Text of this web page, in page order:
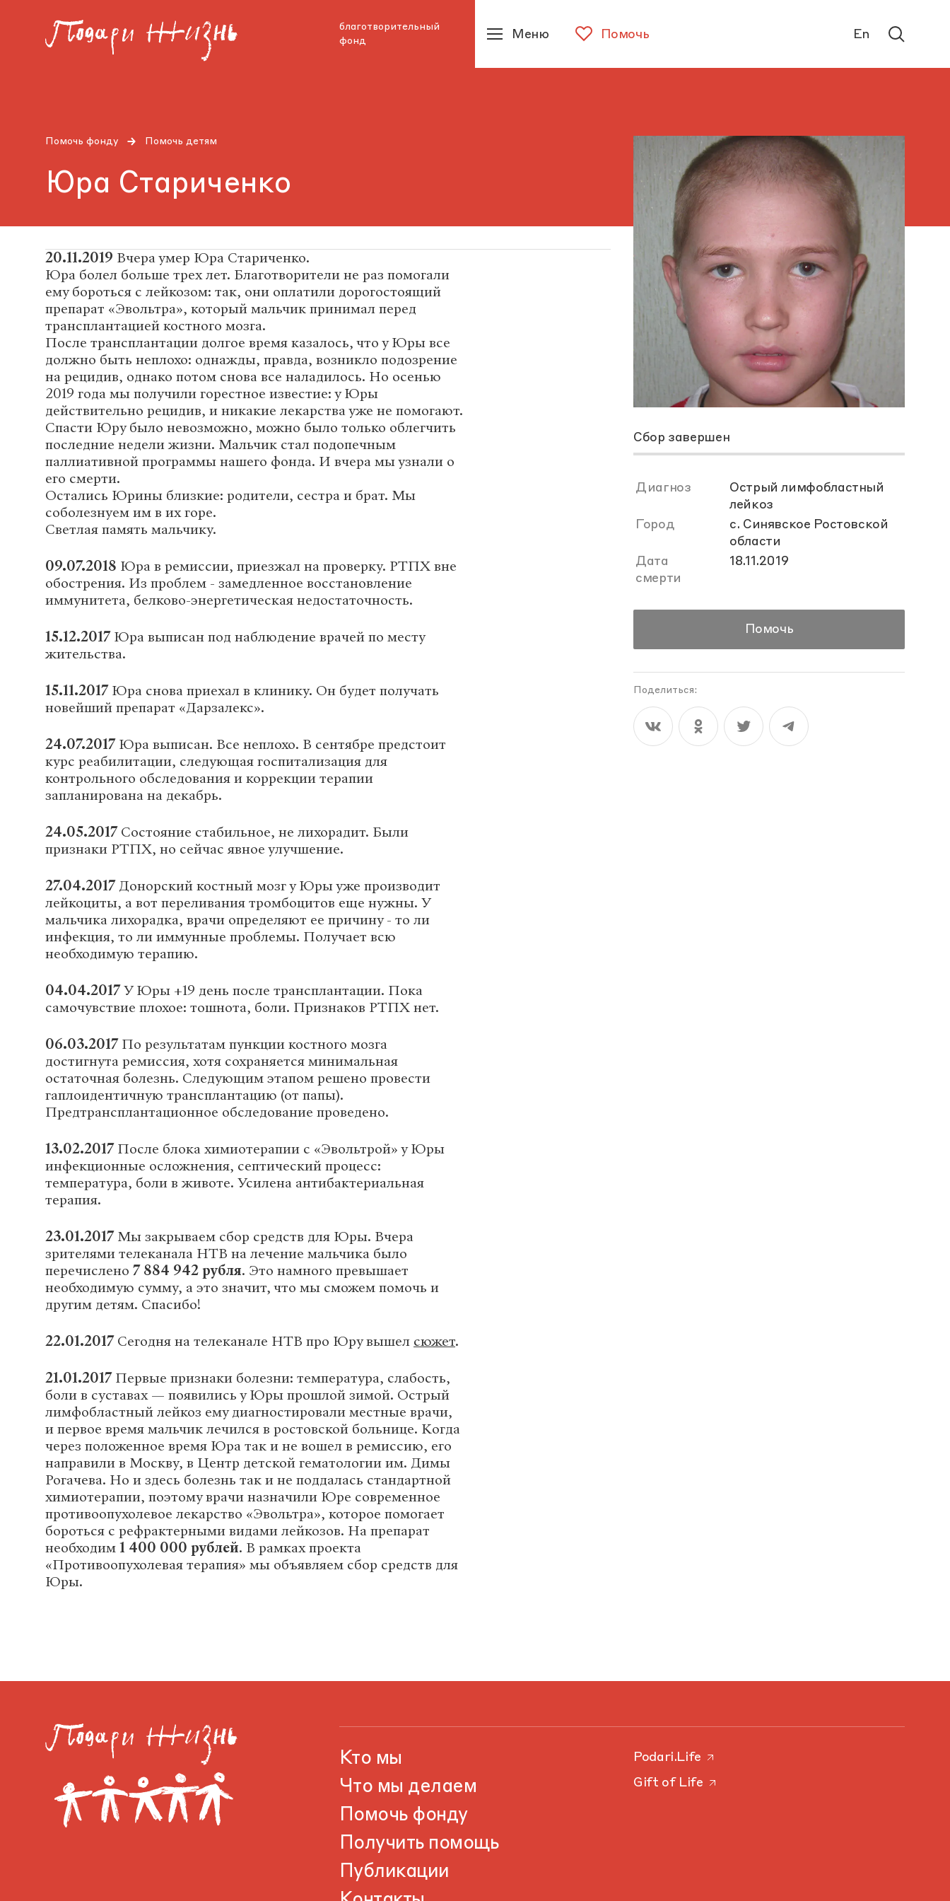
благотворительный
фонд
Помочь
Меню En
Помочь фонду Помочь детям
Юра Стариченко
Помочь
Сбор завершен
Диагноз
Острый лимфобластный
лейкоз
Город
с. Синявское Ростовской
области
Дата
смерти
18.11.2019
Поделиться:
20.11.2019 Вчера умер Юра Стариченко.
Юра болел больше трех лет. Благотворители не раз помогали
ему бороться с лейкозом: так, они оплатили дорогостоящий
препарат «Эвольтра», который мальчик принимал перед
трансплантацией костного мозга.
После трансплантации долгое время казалось, что у Юры все
должно быть неплохо: однажды, правда, возникло подозрение
на рецидив, однако потом снова все наладилось. Но осенью
2019 года мы получили горестное известие: у Юры
действительно рецидив, и никакие лекарства уже не помогают.
Спасти Юру было невозможно, можно было только облегчить
последние недели жизни. Мальчик стал подопечным
паллиативной программы нашего фонда. И вчера мы узнали о
его смерти.
Остались Юрины близкие: родители, сестра и брат. Мы
соболезнуем им в их горе.
Светлая память мальчику.
09.07.2018 Юра в ремиссии, приезжал на проверку. РТПХ вне
обострения. Из проблем - замедленное восстановление
иммунитета, белково-энергетическая недостаточность.
15.12.2017Юра выписан под наблюдение врачей по месту
жительства.
15.11.2017Юра снова приехал в клинику. Он будет получать
новейший препарат «Дарзалекс».
24.07.2017Юра выписан. Все неплохо. В сентябре предстоит
курс реабилитации, следующая госпитализация для
контрольного обследования и коррекции терапии
запланирована на декабрь.
24.05.2017Состояние стабильное, не лихорадит. Были
признаки РТПХ, но сейчас явное улучшение.
27.04.2017Донорский костный мозг у Юры уже производит
лейкоциты, а вот переливания тромбоцитов еще нужны. У
мальчика лихорадка, врачи определяют ее причину - то ли
инфекция, то ли иммунные проблемы. Получает всю
необходимую терапию.
04.04.2017У Юры +19 день после трансплантации. Пока
самочувствие плохое: тошнота, боли. Признаков РТПХ нет.
06.03.2017По результатам пункции костного мозга
достигнута ремиссия, хотя сохраняется минимальная
остаточная болезнь. Следующим этапом решено провести
гаплоидентичную трансплантацию (от папы).
Предтрансплантационное обследование проведено.
13.02.2017После блока химиотерапии с «Эвольтрой» у Юры
инфекционные осложнения, септический процесс:
температура, боли в животе. Усилена антибактериальная
терапия.
23.01.2017Мы закрываем сбор средств для Юры. Вчера
зрителями телеканала НТВ на лечение мальчика было
перечислено 7 884 942 рубля. Это намного превышает
необходимую сумму, а это значит, что мы сможем помочь и
другим детям. Спасибо!
22.01.2017Сегодня на телеканале НТВ про Юру вышел сюжет.
21.01.2017Первые признаки болезни: температура, слабость,
боли в суставах — появились у Юры прошлой зимой. Острый
лимфобластный лейкоз ему диагностировали местные врачи,
и первое время мальчик лечился в ростовской больнице. Когда
через положенное время Юра так и не вошел в ремиссию, его
направили в Москву, в Центр детской гематологии им. Димы
Рогачева. Но и здесь болезнь так и не поддалась стандартной
химиотерапии, поэтому врачи назначили Юре современное
противоопухолевое лекарство «Эвольтра», которое помогает
бороться с рефрактерными видами лейкозов. На препарат
необходим1 400 000 рублей. В рамках проекта
«Противоопухолевая терапия» мы объявляем сбор средств для
Юры.
Кто мы
Что мы делаем
Помочь фонду
Получить помощь
Публикации
Podari.Life
Gift of Life